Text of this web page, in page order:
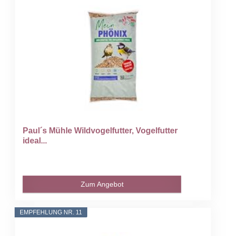
Paul´s Mühle Wildvogelfutter, Vogelfutter
ideal...
Zum Angebot
EMPFEHLUNG NR. 11